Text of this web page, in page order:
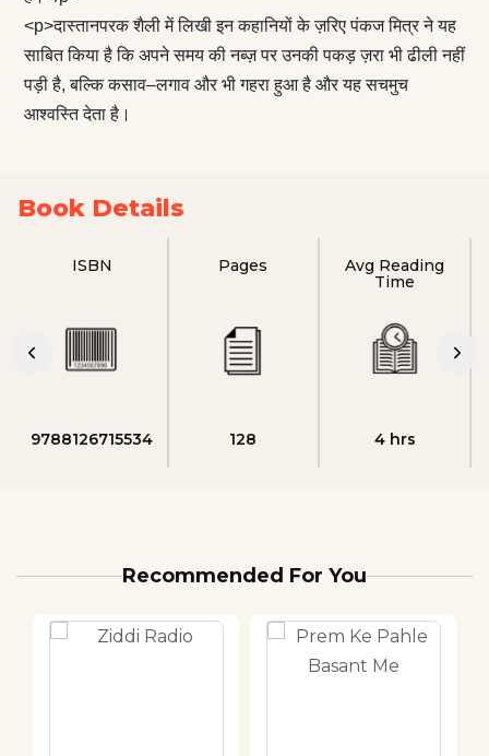
<p>दास्तानपरक शैली में लिखी इन कहानियों के ज़रिए पंकज मित्र ने यह
साबित किया है कि अपने समय की नब्ज़ पर उनकी पकड़ ज़रा भी ढीली नहीं
पड़ी है, बल्कि कसाव–लगाव और भी गहरा हुआ है और यह सचमुच
आश्वस्ति देता है।
Book Details
ISBN
9788126715534
Pages
128
Avg Reading
Time
4 hrs
Recommended For You